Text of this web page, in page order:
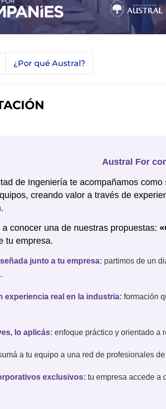
¿Por qué Austral?
Austral For
de Ingeniería te acompañamos
creando valor a través de
a conocer una de nuestras propuestas:
tu empresa.
junto a tu empresa: partimos de un
experiencia real en la industria: formación
lo aplicás: enfoque práctico y orientado a
a tu equipo a una red de profesionales
exclusivos: tu empresa accede a